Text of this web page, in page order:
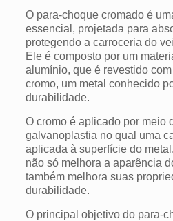
O para-choque cromado é
essencial, projetada para
protegendo a carroceria do
Ele é composto por um
alumínio, que é revestido
cromo, um metal conhecido
durabilidade.
O cromo é aplicado por meio
galvanoplastia no qual uma
aplicada à superfície do
não só melhora a aparência
também melhora suas
durabilidade.
O principal objetivo do para-